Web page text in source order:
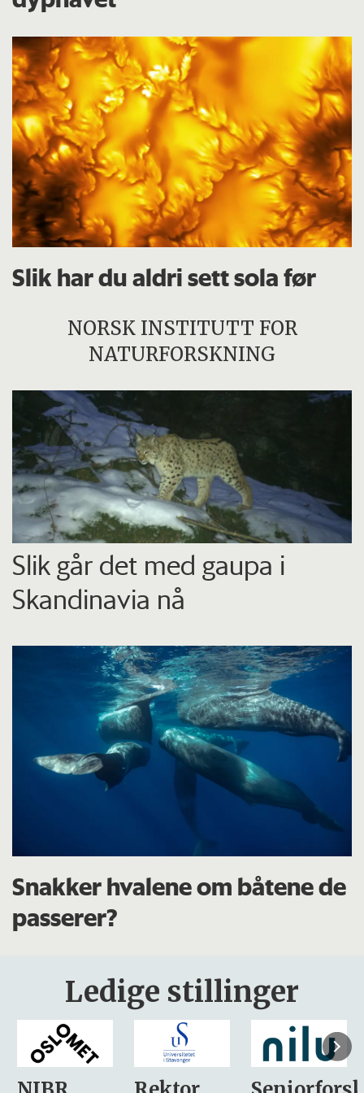
Slik har du aldri sett sola før
NORSK INSTITUTT FOR
NATURFORSKNING
Slik går det med gaupa i
Skandinavia nå
Snakker hvalene om båtene de
passerer?
Ledige stillinger